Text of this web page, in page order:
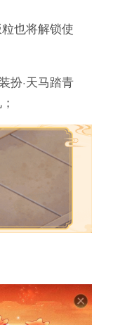
也将解锁使
·天马踏青